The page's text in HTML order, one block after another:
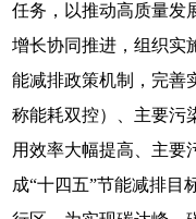
任务，以推动高质量发
增长协同推进，组织实
能减排政策机制，完善
称能耗双控）、主要污
用效率大幅提高、主要
成“十四五”节能减排目